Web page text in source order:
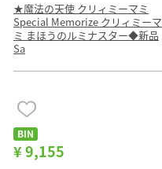
★魔法の天使 クリィミーマミ
Special Memorize クリィミーマ
ミ まほうのルミナスター◆新品
Sa
BIN
¥ 9,155